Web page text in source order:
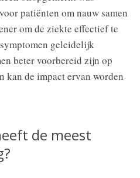
patiënten om nauw samen
om de ziekte effectief te
geleidelijk
beter voorbereid zijn op
kan de impact ervan worden
de meest